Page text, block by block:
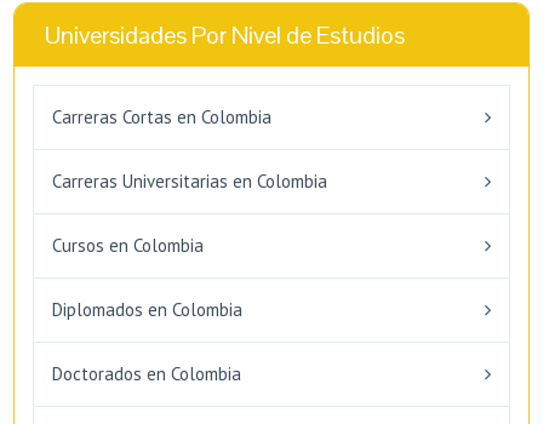
Universidades Por Nivel de Estudios
Carreras Cortas en Colombia
Carreras Universitarias en Colombia
Cursos en Colombia
Diplomados en Colombia
Doctorados en Colombia